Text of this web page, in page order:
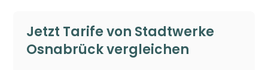
Jetzt Tarife von Stadtwerke
Osnabrück vergleichen